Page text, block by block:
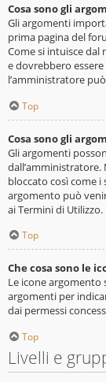
Cosa sono gli
Gli argomenti
prima pagina del
Come si intuisce
e dovrebbero
l’amministratore
Top
Cosa sono gli
Gli argomenti
bloccato così come
argomento può
ai Termini di Utilizzo.
Top
Che cosa sono le
Le icone argomento
argomenti per
dai permessi
Top
Livelli e